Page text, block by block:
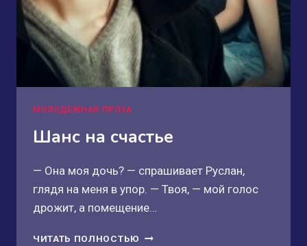
МОЛОДЕЖНАЯ ПРОЗА
Шанс на счастье
— Она моя дочь? — спрашивает Руслан,
глядя на меня в упор. — Твоя, — мой голос
дрожит, а помещение…
ЧИТАТЬ ПОЛНОСТЬЮ ШАНС